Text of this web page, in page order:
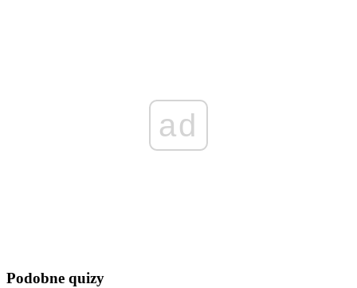
ad
Podobne quizy